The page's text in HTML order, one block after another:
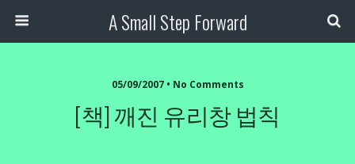
A Small Step Forward
05/09/2007 • No Comments
[책] 깨진 유리창 법칙